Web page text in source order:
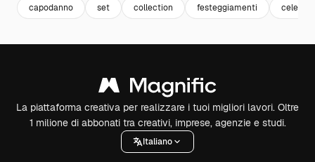
capodanno set collection festeggiamenti
La piattaforma creativa per realizzare i tuoi migliori lavori. Oltre
1 milione di abbonati tra creativi, imprese, agenzie e studi.
Italiano